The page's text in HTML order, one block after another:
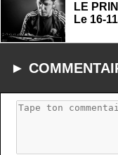
LE
Le 16-
►